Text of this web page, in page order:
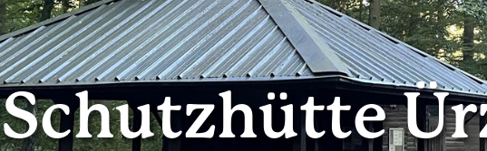
Schutzhütte